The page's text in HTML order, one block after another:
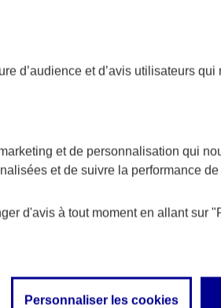
du
d’audience et d’avis utilisateurs
et de personnalisation qui
et de suivre la performance
d'avis à tout moment en allant sur
Personnaliser les cookies